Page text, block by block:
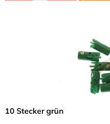
10 Stecker grün